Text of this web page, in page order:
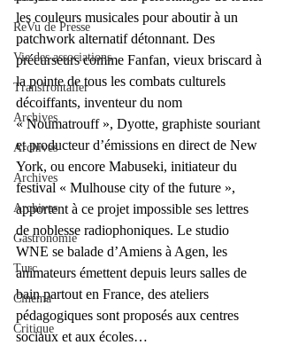
ReVu de Presse
Vie des associations
Transfrontalier
Archives
Archives
Archives
Archives
Gastronomie
Turc
Cinéma
Critique
les couleurs musicales pour aboutir à un
patchwork alternatif détonnant. Des
précurseurs comme Fanfan, vieux briscard à
la pointe de tous les combats culturels
décoiffants, inventeur du nom
« Noumatrouff », Dyotte, graphiste souriant
et producteur d’émissions en direct de New
York, ou encore Mabuseki, initiateur du
festival « Mulhouse city of the future »,
apportent à ce projet impossible ses lettres
de noblesse radiophoniques. Le studio
WNE se balade d’Amiens à Agen, les
animateurs émettent depuis leurs salles de
bain partout en France, des ateliers
pédagogiques sont proposés aux centres
sociaux et aux écoles…